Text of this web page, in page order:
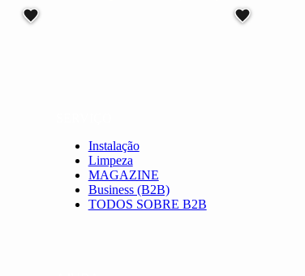
Instalação
Limpeza
MAGAZINE
Business (B2B)
TODOS SOBRE B2B